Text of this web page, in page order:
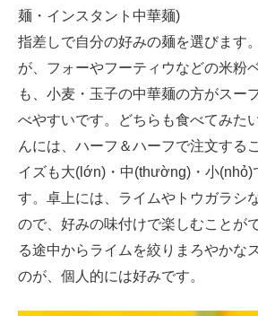
麺・インスタント中華麺)
指差しで自分の好みの麺を選びます
が、フォーやフーティウなどの米粉
も、小麦・玉子の中華麺の方がスー
べやすいです。どちらも食べてみた
んには、ハーフ＆ハーフで注文する
イズも大(lớn)・中(thường)・小(nhỏ)
す。卓上には、ライムやトウガラシ
ので、好みの味付けで楽しむことが
る途中からライムを絞りまろやかな
のが、個人的には好みです。